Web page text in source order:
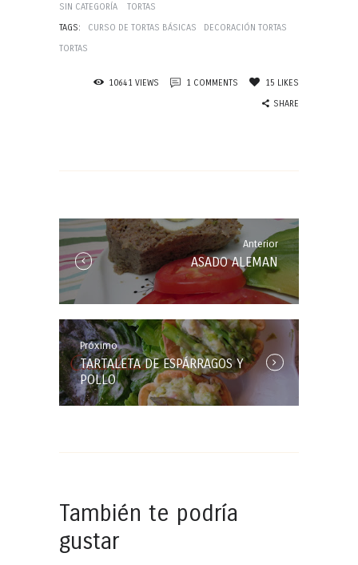
SIN CATEGORÍA
TORTAS
TAGS:
CURSO DE TORTAS BÁSICAS
DECORACIÓN TORTAS
TORTAS
10641 VIEWS 1 COMMENTS 15 LIKES
SHARE
entradas
Anterior Anterior
Entrada:
ASADO ALEMAN
PróximoPróxima
Entrada:
TARTALETA DE ESPÁRRAGOS Y
POLLO
También te podría
gustar